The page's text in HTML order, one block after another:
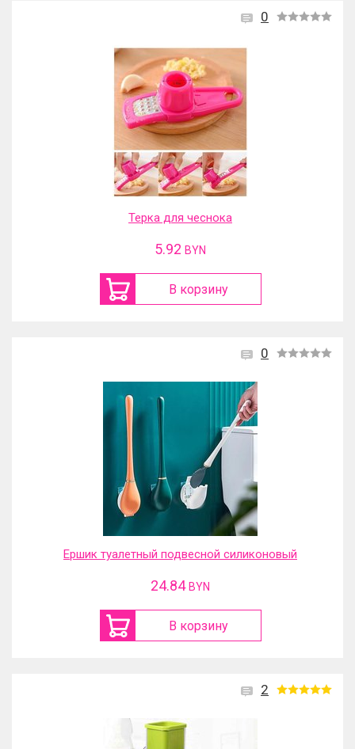
0
Терка для чеснока
5.92 BYN
В корзину
0
Ершик туалетный подвесной силиконовый
24.84 BYN
В корзину
2